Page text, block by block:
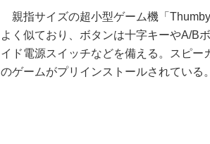
親指サイズの超小型ゲーム機「
よく似ており、ボタンは十字キーやA/B
イド電源スイッチなどを備える。スピ
のゲームがプリインストールされている。